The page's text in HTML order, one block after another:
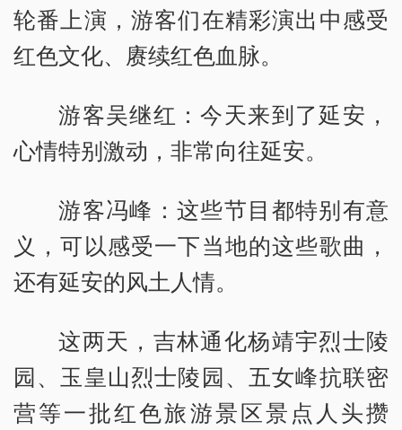
轮番上演，游客们在精彩演出中感受
红色文化、赓续红色血脉。
游客吴继红：今天来到了延安，
心情特别激动，非常向往延安。
游客冯峰：这些节目都特别有意
义，可以感受一下当地的这些歌曲，
还有延安的风土人情。
这两天，吉林通化杨靖宇烈士陵
园、玉皇山烈士陵园、五女峰抗联密
营等一批红色旅游景区景点人头攒